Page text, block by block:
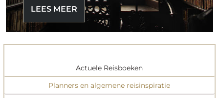
LEES MEER
Actuele Reisboeken
Planners en algemene reisinspiratie